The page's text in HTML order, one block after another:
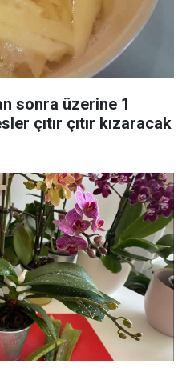
sonra üzerine 1
çıtır çıtır kızaracak